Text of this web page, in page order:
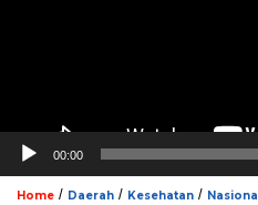
00:00
Home / Daerah / Kesehatan / Nasional